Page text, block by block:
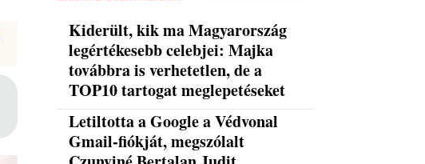
Kiderült, kik ma Magyarország
legértékesebb celebjei: Majka
továbbra is verhetetlen, de a
TOP10 tartogat meglepetéseket
Letiltotta a Google a Védvonal
Gmail-fiókját, megszólalt